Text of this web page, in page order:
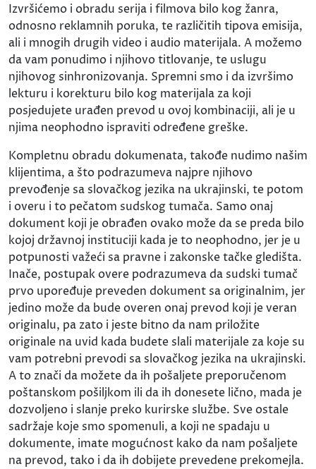
Izvršićemo i obradu serija i filmova bilo kog žanra,
odnosno reklamnih poruka, te različitih tipova emisija,
ali i mnogih drugih video i audio materijala. A možemo
da vam ponudimo i njihovo titlovanje, te uslugu
njihovog sinhronizovanja. Spremni smo i da izvršimo
lekturu i korekturu bilo kog materijala za koji
posjedujete urađen prevod u ovoj kombinaciji, ali je u
njima neophodno ispraviti određene greške.
Kompletnu obradu dokumenata, takođe nudimo našim
klijentima, a što podrazumeva najpre njihovo
prevođenje sa slovačkog jezika na ukrajinski, te potom
i overu i to pečatom sudskog tumača. Samo onaj
dokument koji je obrađen ovako može da se preda bilo
kojoj državnoj instituciji kada je to neophodno, jer je u
potpunosti važeći sa pravne i zakonske tačke gledišta.
Inače, postupak overe podrazumeva da sudski tumač
prvo upoređuje preveden dokument sa originalnim, jer
jedino može da bude overen onaj prevod koji je veran
originalu, pa zato i jeste bitno da nam priložite
originale na uvid kada budete slali materijale za koje su
vam potrebni prevodi sa slovačkog jezika na ukrajinski.
A to znači da možete da ih pošaljete preporučenom
poštanskom pošiljkom ili da ih donesete lično, mada je
dozvoljeno i slanje preko kurirske službe. Sve ostale
sadržaje koje smo spomenuli, a koji ne spadaju u
dokumente, imate mogućnost kako da nam pošaljete
na prevod, tako i da ih dobijete prevedene prekomejla.